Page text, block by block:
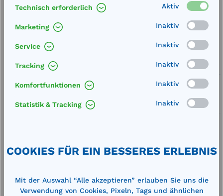
Merken
Artikel-Nummer:
Service
Lieferung frei Haus
Zertifizierte Qualität
durch Einbau zusätzlicher Bodenspriegel
Technisch erforderlich Aktiv
Marketing Inaktiv
Service Inaktiv
Tracking Inaktiv
Komfortfunktionen Inaktiv
Statistik & Tracking Inaktiv
COOKIES FÜR EIN BESSERES ERLEBNIS
Mit der Auswahl “Alle akzeptieren” erlauben Sie uns die
Verwendung von Cookies, Pixeln, Tags und ähnlichen